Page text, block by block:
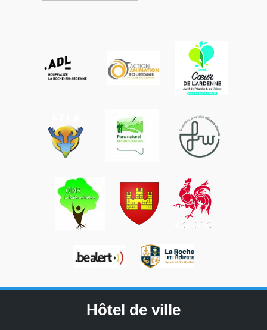
Hôtel de ville